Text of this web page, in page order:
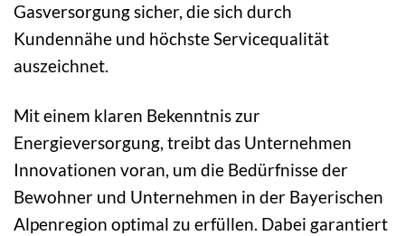
Gasversorgung sicher, die sich durch
Kundennähe und höchste Servicequalität
auszeichnet.
Mit einem klaren Bekenntnis zur
Energieversorgung, treibt das Unternehmen
Innovationen voran, um die Bedürfnisse der
Bewohner und Unternehmen in der Bayerischen
Alpenregion optimal zu erfüllen. Dabei garantiert